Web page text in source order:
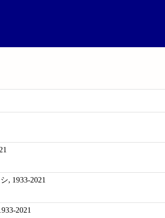
, 1933-2021
2021